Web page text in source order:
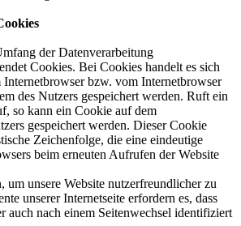
der Datenverarbeitung
Cookies. Bei Cookies handelt es sich
bzw. vom Internetbrowser
des Nutzers gespeichert werden. Ruft ein
so kann ein Cookie auf dem
gespeichert werden. Dieser Cookie
Zeichenfolge, die eine eindeutige
beim erneuten Aufrufen der Website
um unsere Website nutzerfreundlicher zu
unserer Internetseite erfordern es, dass
auch nach einem Seitenwechsel identifiziert